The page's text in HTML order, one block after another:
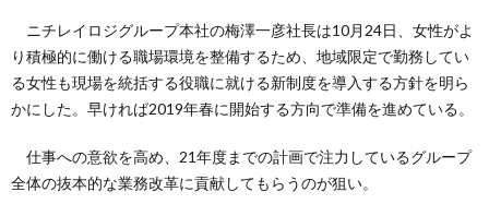
ニチレイロジグループ本社の梅澤一彦社長は10月24日、女性がよ
り積極的に働ける職場環境を整備するため、地域限定で勤務してい
る女性も現場を統括する役職に就ける新制度を導入する方針を明ら
かにした。早ければ2019年春に開始する方向で準備を進めている。
仕事への意欲を高め、21年度までの計画で注力しているグループ
全体の抜本的な業務改革に貢献してもらうのが狙い。